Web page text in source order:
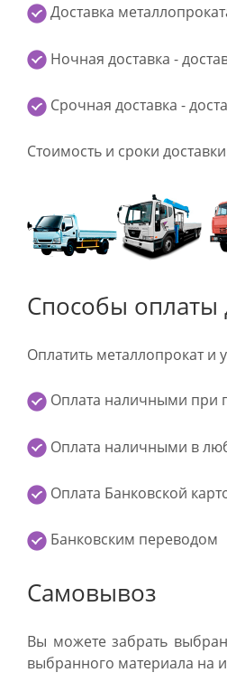
Доставка
Ночная доставка -
Срочная доставка -
Стоимость и сроки
Способы оплаты
Оплатить металлопрокат
Оплата наличными при
Оплата наличными в
Оплата Банковской
Банковским переводом
Самовывоз
Вы можете забрать
выбранного материала на